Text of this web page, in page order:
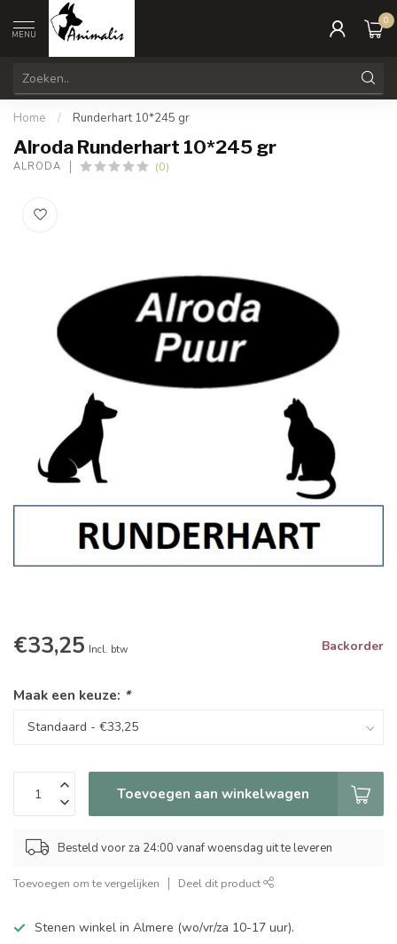
MENU
0
Home / Runderhart 10*245 gr
Alroda Runderhart 10*245 gr
ALRODA (0)
€33,25 Incl. btw Backorder
Maak een keuze: *
Toevoegen aan winkelwagen
Besteld voor za 24:00 vanaf woensdag uit te leveren
Toevoegen om te vergelijken Deel dit product
Stenen winkel in Almere (wo/vr/za 10-17 uur).